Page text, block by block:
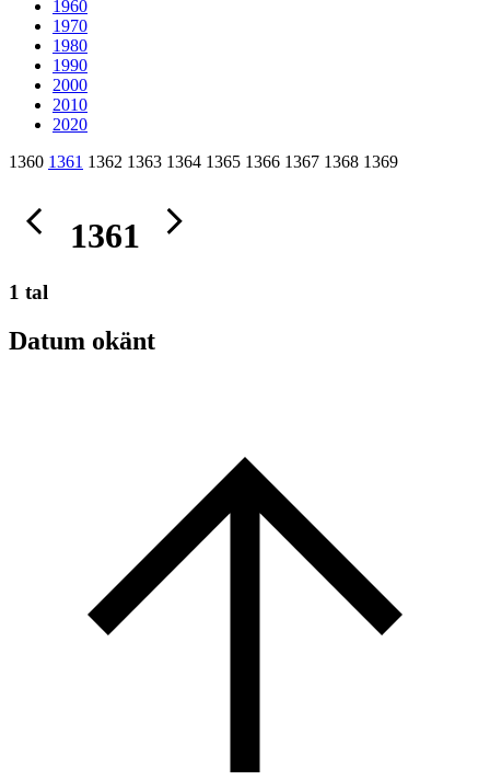
1960
1970
1980
1990
2000
2010
2020
1360 1361 1362 1363 1364 1365 1366 1367 1368 1369
1361
1 tal
Datum okänt